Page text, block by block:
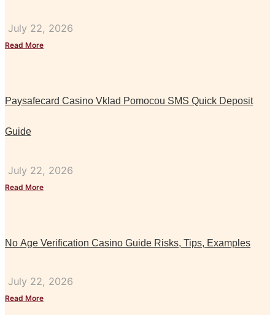
July 22, 2026
Read More
Paysafecard Casino Vklad Pomocou SMS Quick Deposit
Guide
July 22, 2026
Read More
No Age Verification Casino Guide Risks, Tips, Examples
July 22, 2026
Read More